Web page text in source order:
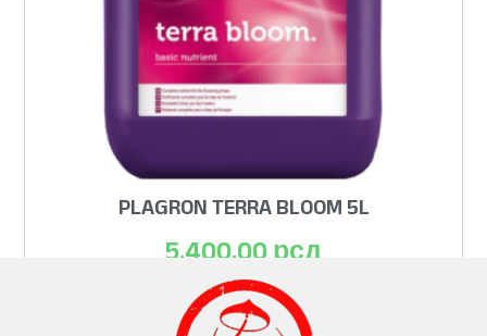
PLAGRON TERRA BLOOM 5L
5.400,00 рсд
ADD TO CART